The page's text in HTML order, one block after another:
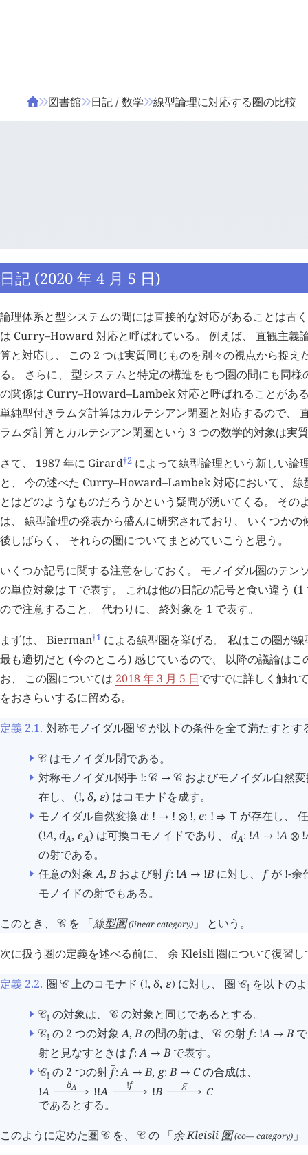
図書館 日記 / 数学 線型論理に対応する圏の比較
日記 (2020 年 4 月 5 日)
論理体系と型システムの間には直接的な対応があることは古
は Curry–Howard 対応と呼ばれている。 例えば、 直観主義
算と対応し、 この 2 つは実質同じものを別々の視点から捉え
る。 さらに、 型システムと特定の構造をもつ圏の間にも同
の関係は Curry–Howard–Lambek 対応と呼ばれることがあ
単純型付きラムダ計算はカルテシアン閉圏と対応するので、
ラムダ計算とカルテシアン閉圏という 3 つの数学的対象は実
さて、 1987 年に Girard†2 によって線型論理という新しい論
と、 今の述べた Curry–Howard–Lambek 対応において、 線
とはどのようなものだろうかという疑問が湧いてくる。 その
は、 線型論理の発表から盛んに研究されており、 いくつか
後しばらく、 それらの圏についてまとめていこうと思う。
いくつか記号に関する注意をしておく。 モノイダル圏のテン
の単位対象は
で表す。 これは他の日記の記号と食い違う
ので注意すること。 代わりに、 終対象を 1 で表す。
まずは、 Bierman†1 による線型圏を挙げる。 私はこの圏が
最も適切だと (今のところ) 感じているので、 以降の議論はこ
お、 この圏については 2018 年 3 月 5 日ですでに詳しく触れ
をおさらいするに留める。
定義 2.1. 対称モノイダル圏󰒚 が以下の条件を全て満たすとす
󰒚 はモノイダル閉である。
対称モノイダル関手 !: 󰒚 → 󰒚 およびモノイダル自然
在し、
( !, δ, ε) はコモナドを成す。
モノイダル自然変換 d: ! → ! ⊗ !,e: ! ⇒ が存在し、
( !A, dA, eA) は可換コモノイドであり、 dA: !A → !A ⊗ !
の射である。
任意の対象A, B および射f: !A → !B に対し、fが !-余
モノイドの射でもある。
このとき、󰒚 を 「線型圏(linear category) 」 という。
次に扱う圏の定義を述べる前に、 余 Kleisli 圏について復習し
定義 2.2. 圏󰒚 上のコモナド ( !, δ, ε) に対し、 圏󰒚! を以下の
󰒚! の対象は、󰒚 の対象と同じであるとする。
󰒚! の 2 つの対象A, Bの間の射は、󰒚 の射f: !A → B
射と見なすときは f: A → B で表す。
󰒚! の 2 つの射f: A → B, g: B → Cの合成は、
!A !!A !B C
δA !f g
であるとする。
このように定めた圏󰒚 を、󰒚 の 「余 Kleisli 圏(co— category)